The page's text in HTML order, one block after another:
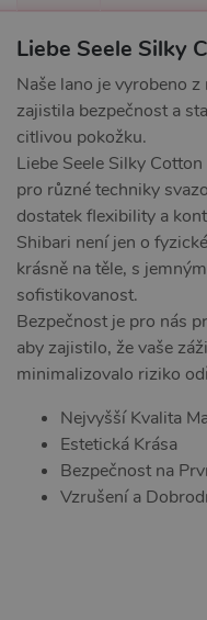
Liebe Seele Silky
Naše lano je vyrobeno
zajistila bezpečnost a
citlivou pokožku.
Liebe Seele Silky
pro různé techniky
dostatek flexibility a
Shibari není jen o
krásně na těle, s
sofistikovanost.
Bezpečnost je pro nás
aby zajistilo, že vaše
minimalizovalo riziko
Nejvyšší Kvalita
Estetická Krása
Bezpečnost na
Vzrušení a